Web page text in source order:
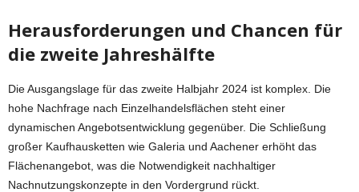
Herausforderungen und Chancen für
die zweite Jahreshälfte
Die Ausgangslage für das zweite Halbjahr 2024 ist komplex. Die
hohe Nachfrage nach Einzelhandelsflächen steht einer
dynamischen Angebotsentwicklung gegenüber. Die Schließung
großer Kaufhausketten wie Galeria und Aachener erhöht das
Flächenangebot, was die Notwendigkeit nachhaltiger
Nachnutzungskonzepte in den Vordergrund rückt.